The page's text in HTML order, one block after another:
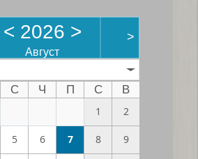
< 2026 >
Август
>
С Ч П С
В
1
2
5 6 7 8 9